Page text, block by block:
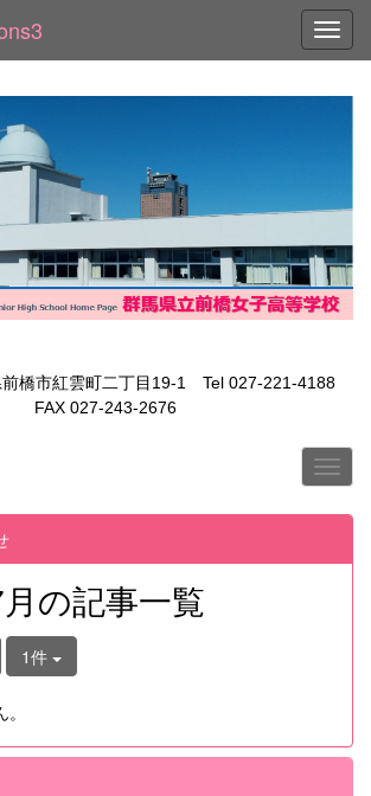
前橋市紅雲町二丁目19-1 Tel 027-221-4188
FAX 027-243-2676
の記事一覧
1件